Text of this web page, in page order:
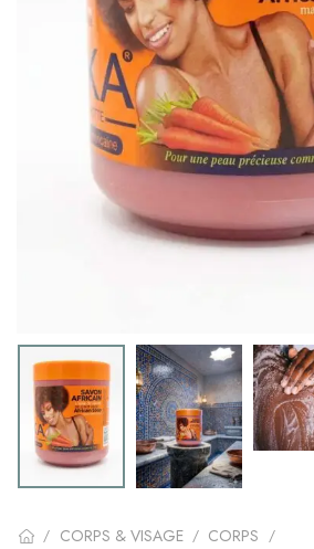
/ CORPS & VISAGE / CORPS /